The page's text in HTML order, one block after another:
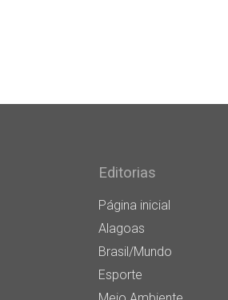
Editorias
Página inicial
Alagoas
Brasil/Mundo
Esporte